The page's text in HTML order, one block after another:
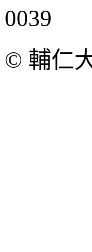
© 輔仁